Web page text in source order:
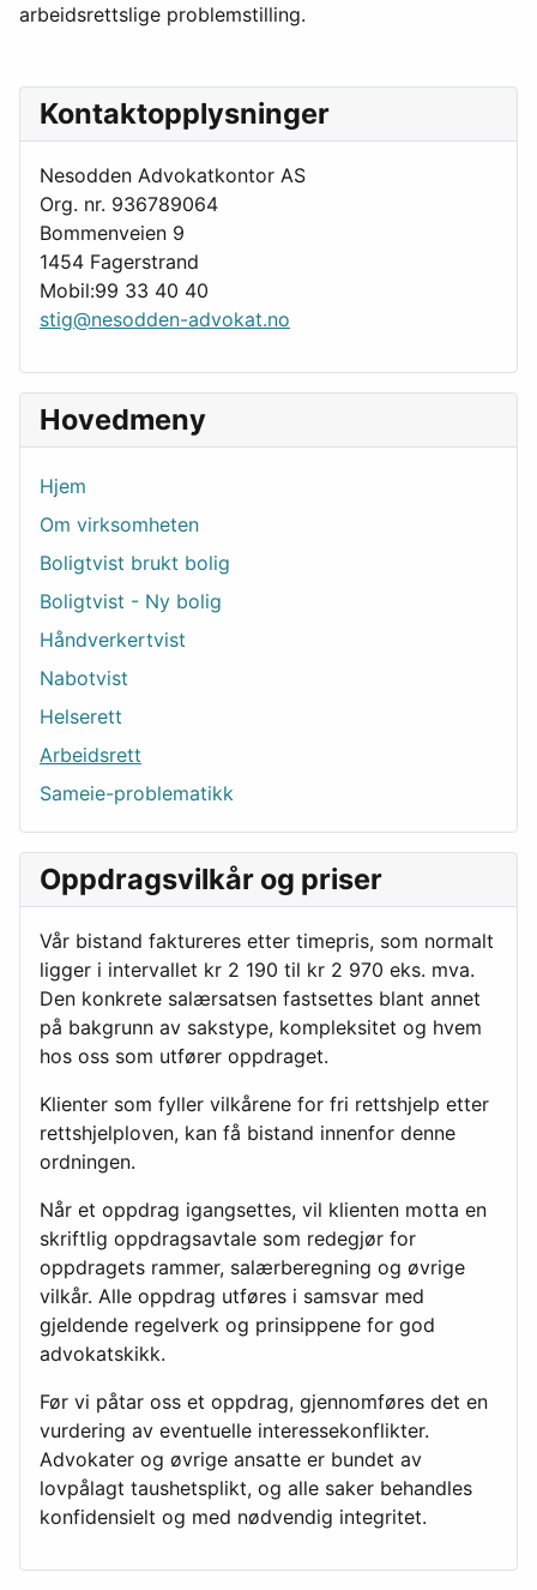
arbeidsrettslige problemstilling.
Kontaktopplysninger
Nesodden Advokatkontor AS
Org. nr. 936789064
Bommenveien 9
1454 Fagerstrand
Mobil:99 33 40 40
stig@nesodden-advokat.no
Hovedmeny
Hjem
Om virksomheten
Boligtvist brukt bolig
Boligtvist - Ny bolig
Håndverkertvist
Nabotvist
Helserett
Arbeidsrett
Sameie-problematikk
Oppdragsvilkår og priser
Vår bistand faktureres etter timepris, som normalt
ligger i intervallet kr 2 190 til kr 2 970 eks. mva.
Den konkrete salærsatsen fastsettes blant annet
på bakgrunn av sakstype, kompleksitet og hvem
hos oss som utfører oppdraget.
Klienter som fyller vilkårene for fri rettshjelp etter
rettshjelploven, kan få bistand innenfor denne
ordningen.
Når et oppdrag igangsettes, vil klienten motta en
skriftlig oppdragsavtale som redegjør for
oppdragets rammer, salærberegning og øvrige
vilkår. Alle oppdrag utføres i samsvar med
gjeldende regelverk og prinsippene for god
advokatskikk.
Før vi påtar oss et oppdrag, gjennomføres det en
vurdering av eventuelle interessekonflikter.
Advokater og øvrige ansatte er bundet av
lovpålagt taushetsplikt, og alle saker behandles
konfidensielt og med nødvendig integritet.